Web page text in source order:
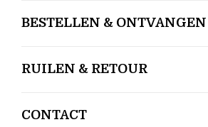
BESTELLEN & ONTVANGEN
RUILEN & RETOUR
CONTACT